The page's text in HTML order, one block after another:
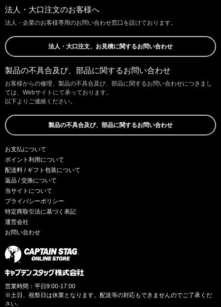
法人・大口注文のお客様へ
法人・企業のお客様専用のお問い合わせ窓口を設けております。
法人・大口注文、お見積に関するお問い合わせ
製品の不具合及び、部品に関するお問い合わせ
お客様からの修理、製品の不具合及び、部品に関するお問い合わせにつきまし
ては、Webサイトにて承っております。
以下よりご連絡ください。
製品の不具合及び、部品に関するお問い合わせ
お支払について
ポイント利用について
配送料 / ギフト包装について
返品 / 交換について
当サイトについて
プライバシーポリシー
特定商取引法に基づく表記
運営会社
お問い合わせ
営業時間：平日9:00-17:00
※土日、祝祭日は休業となります。配送等の対応もできませんのでご了承くだ
さい。